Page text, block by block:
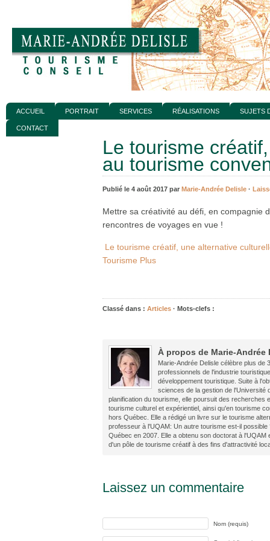
ACCUEIL PORTRAIT SERVICES RÉALISATIONS SUJETS
CONTACT
Le tourisme
au tourisme
Publié le 4 août 2017 par Marie-Andrée Delisle ·
Mettre sa créativité au défi, en compagnie
rencontres de voyages en vue !
Le tourisme créatif, une alternative
Tourisme Plus
Classé dans : Articles · Mots-clefs :
À propos de Marie-Andrée
Marie-Andrée Delisle célèbre plus de
professionnels de l'industrie
développement touristique. Suite à
sciences de la gestion de l'Université
planification du tourisme, elle poursuit des recherches
tourisme culturel et expérientiel, ainsi qu'en tourisme
hors Québec. Elle a rédigé un livre sur le tourisme
professeur à l'UQAM: Un autre tourisme est-il
Québec en 2007. Elle a obtenu son doctorat à
d'un pôle de tourisme créatif à des fins d'attractivité
Laissez un commentaire
Nom (requis)